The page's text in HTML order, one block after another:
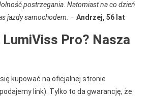
postrzegania. Natomiast na co dzień
jazdy samochodem. – Andrzej, 56 lat
LumiViss Pro? Nasza
kupować na oficjalnej stronie
link). Tylko to da gwarancję, że